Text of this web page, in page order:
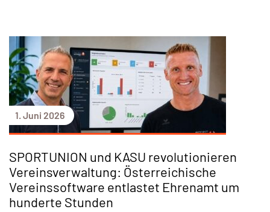
1. Juni 2026
SPORTUNION und KASU revolutionieren
Vereinsverwaltung: Österreichische
Vereinssoftware entlastet Ehrenamt um
hunderte Stunden